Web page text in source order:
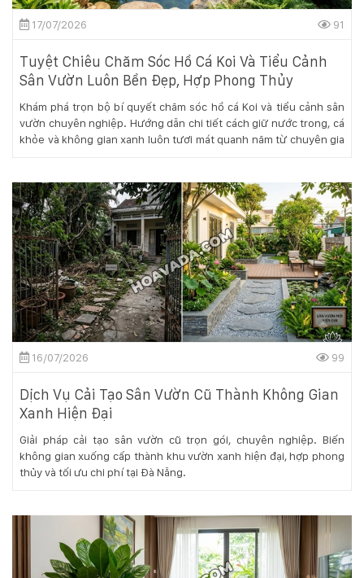
THUẬT
TRỒNG
HÌNH
LIÊN
HỆ
hoasenvietdn@gmail.com
17/07/2026 91
Tuyệt Chiêu Chăm Sóc Hồ Cá Koi Và Tiểu Cảnh
Sân Vườn Luôn Bền Đẹp, Hợp Phong Thủy
Khám phá trọn bộ bí quyết chăm sóc hồ cá Koi và tiểu cảnh sân
vườn chuyên nghiệp. Hướng dẫn chi tiết cách giữ nước trong, cá
khỏe và không gian xanh luôn tươi mát quanh năm từ chuyên gia
16/07/2026 99
Dịch Vụ Cải Tạo Sân Vườn Cũ Thành Không Gian
Xanh Hiện Đại
Giải pháp cải tạo sân vườn cũ trọn gói, chuyên nghiệp. Biến
không gian xuống cấp thành khu vườn xanh hiện đại, hợp phong
thủy và tối ưu chi phí tại Đà Nẵng.